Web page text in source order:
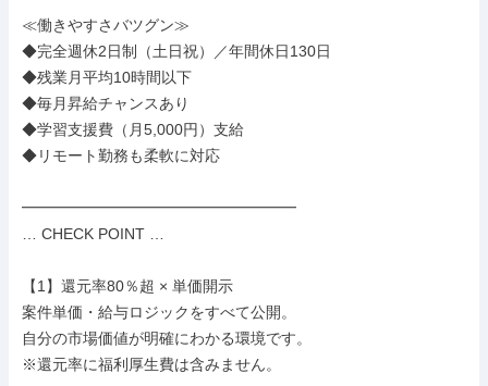
≪働きやすさバツグン≫
◆完全週休2日制（土日祝）／年間休日130日
◆残業月平均10時間以下
◆毎月昇給チャンスあり
◆学習支援費（月5,000円）支給
◆リモート勤務も柔軟に対応
━━━━━━━━━━━━━━━━━━
… CHECK POINT …
【1】還元率80％超 × 単価開示
案件単価・給与ロジックをすべて公開。
自分の市場価値が明確にわかる環境です。
※還元率に福利厚生費は含みません。